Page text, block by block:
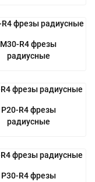
M30-R4 фрезы
радиусные
P20-R4 фрезы
радиусные
P30-R4 фрезы